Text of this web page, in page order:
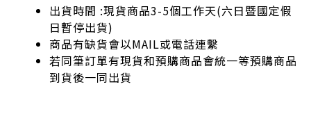
出貨時間 :現貨商品3-5個工作天(六日暨國定假
日暫停出貨)
商品有缺貨會以MAIL或電話連繫
若同筆訂單有現貨和預購商品會統一等預購商品
到貨後一同出貨